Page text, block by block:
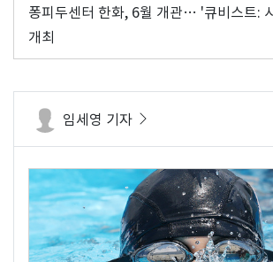
퐁피두센터 한화, 6월 개관… '큐비스트:
개최
임세영 기자